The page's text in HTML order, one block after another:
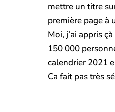
mettre un titre
première page à
Moi, j’ai appris
150 000
calendrier 2021
Ca fait pas très